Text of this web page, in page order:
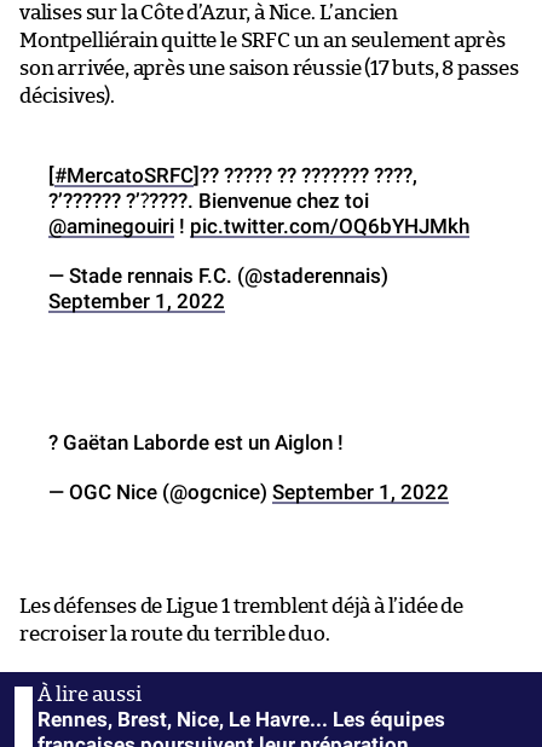
valises sur la Côte d’Azur, à Nice. L’ancien
Montpelliérain quitte le SRFC un an seulement après
son arrivée, après une saison réussie (17 buts, 8 passes
décisives).
[#MercatoSRFC]?? ????? ?? ??????? ????,
?’?????? ?’?́????. Bienvenue chez toi
@aminegouiri ! pic.twitter.com/OQ6bYHJMkh
— Stade rennais F.C. (@staderennais)
September 1, 2022
? Gaëtan Laborde est un Aiglon !
— OGC Nice (@ogcnice) September 1, 2022
Les défenses de Ligue 1 tremblent déjà à l’idée de
recroiser la route du terrible duo.
Rennes, Brest, Nice, Le Havre... Les équipes